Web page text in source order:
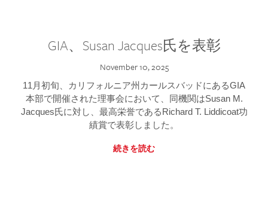
GIA、Susan Jacques氏を表彰
November 10, 2025
11月初旬、カリフォルニア州カールスバッドにあるGIA
本部で開催された理事会において、同機関はSusan M.
Jacques氏に対し、最高栄誉であるRichard T. Liddicoat功
績賞で表彰しました。
続きを読む